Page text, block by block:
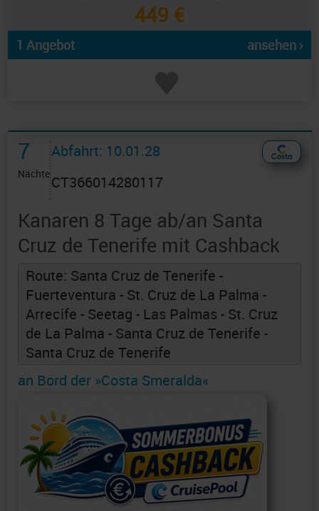
449 €
1 Angebot ansehen ›
7
Nächte
Abfahrt: 10.01.28
CT366014280117
Kanaren 8 Tage ab/an Santa
Cruz de Tenerife mit Cashback
Route: Santa Cruz de Tenerife -
Fuerteventura - St. Cruz de La Palma -
Arrecife - Seetag - Las Palmas - St. Cruz
de La Palma - Santa Cruz de Tenerife -
Santa Cruz de Tenerife
an Bord der »Costa Smeralda«